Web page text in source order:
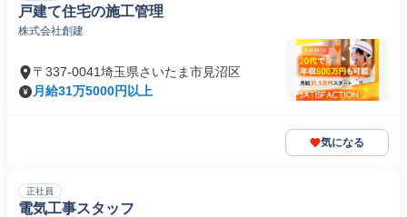
戸建て住宅の施工管理
株式会社創建
〒337-0041埼玉県さいたま市見沼区
月給31万5000円以上
気になる
正社員
電気工事スタッフ